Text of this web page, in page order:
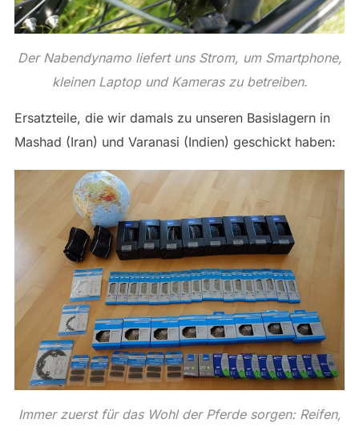
Der Nabendynamo liefert uns Strom, um Smartphone,
kleinen Laptop und Kameras zu betreiben.
Ersatzteile, die wir damals zu unseren Basislagern in
Mashad (Iran) und Varanasi (Indien) geschickt haben:
Immer zuerst für das Wohl der Pferde sorgen: Reifen,